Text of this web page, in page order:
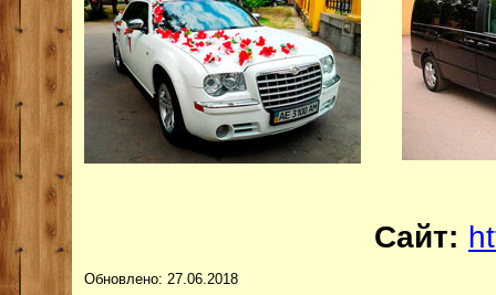
Сайт:
Обновлено: 27.06.2018